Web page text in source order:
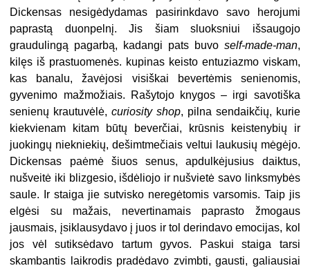
Dickensas nesigėdydamas pasirinkdavo savo herojumi
paprastą duonpelnį. Jis šiam sluoksniui išsaugojo
graudulingą pagarbą, kadangi pats buvo self-made-man,
kilęs iš prastuomenės. kupinas keisto entuziazmo viskam,
kas banalu, žavėjosi visiškai bevertėmis senienomis,
gyvenimo mažmožiais. Rašytojo knygos – irgi savotiška
senienų krautuvėlė,curiosity shop, pilna sendaikčių, kurie
kiekvienam kitam būtų beverčiai, krūsnis keistenybių ir
juokingų niekniekių, dešimtmečiais veltui laukusių mėgėjo.
Dickensas paėmė šiuos senus, apdulkėjusius daiktus,
nušveitė iki blizgesio, išdėliojo ir nušvietė savo linksmybės
saule. Ir staiga jie sutvisko neregėtomis varsomis. Taip jis
elgėsi su mažais, nevertinamais paprasto žmogaus
jausmais, įsiklausydavo į juos ir tol derindavo emocijas, kol
jos vėl sutiksėdavo tartum gyvos. Paskui staiga tarsi
skambantis laikrodis pradėdavo zvimbti, gausti, galiausiai